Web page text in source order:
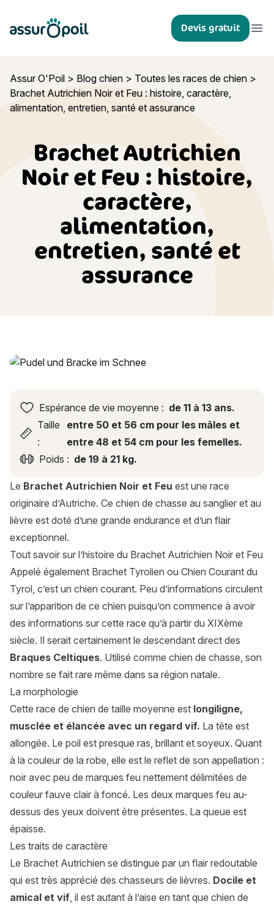
Assur O'Poil Devis gratuit
Assur O'Poil > Blog chien > Toutes les races de chien >
Brachet Autrichien Noir et Feu : histoire, caractère,
alimentation, entretien, santé et assurance
Brachet Autrichien
Noir et Feu : histoire,
caractère,
alimentation,
entretien, santé et
assurance
Brachet Autrichien Noir et Feu : histoire, caractère,
Espérance de vie moyenne : de 11 à 13 ans.
Taille
:
entre 50 et 56 cm pour les mâles et
entre 48 et 54 cm pour les femelles.
Poids : de 19 à 21 kg.
Le Brachet Autrichien Noir et Feu est une race
originaire d’Autriche. Ce chien de chasse au sanglier et au
lièvre est doté d’une grande endurance et d’un flair
exceptionnel.
Tout savoir sur l’histoire du Brachet Autrichien Noir et Feu
Appelé également Brachet Tyrolien ou Chien Courant du
Tyrol, c’est un chien courant. Peu d’informations circulent
sur l’apparition de ce chien puisqu’on commence à avoir
des informations sur cette race qu’à partir du XIXème
siècle. Il serait certainement le descendant direct des
Braques Celtiques. Utilisé comme chien de chasse, son
nombre se fait rare même dans sa région natale.
La morphologie
Cette race de chien de taille moyenne est longiligne,
musclée et élancée avec un regard vif. La tête est
allongée. Le poil est presque ras, brillant et soyeux. Quant
à la couleur de la robe, elle est le reflet de son appellation :
noir avec peu de marques feu nettement délimitées de
couleur fauve clair à foncé. Les deux marques feu au-
dessus des yeux doivent être présentes. La queue est
épaisse.
Les traits de caractère
Le Brachet Autrichien se distingue par un flair redoutable
qui est très apprécié des chasseurs de lièvres. Docile et
amical et vif, il est autant à l’aise en tant que chien de